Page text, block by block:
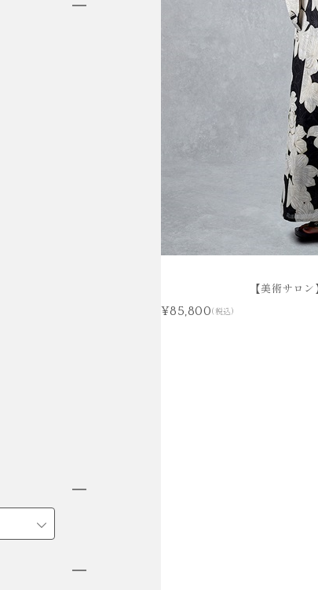
【美術サロ
¥85,800(税込)